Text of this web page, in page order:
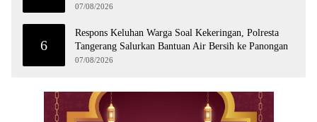
07/08/2026
6
Respons Keluhan Warga Soal Kekeringan, Polresta
Tangerang Salurkan Bantuan Air Bersih ke Panongan
07/08/2026